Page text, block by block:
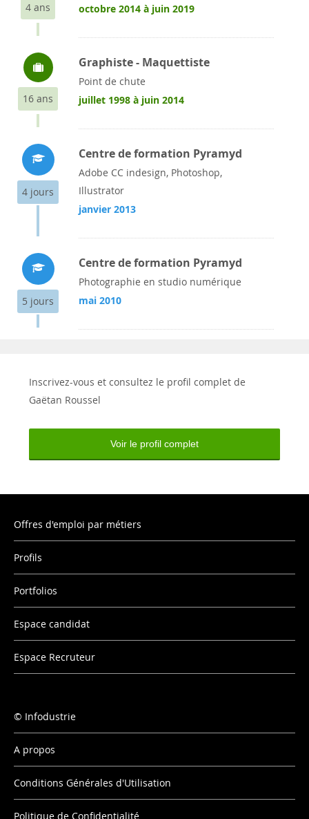
4 ans
octobre 2014 à juin 2019
16 ans
Graphiste - Maquettiste
Point de chute
juillet 1998 à juin 2014
4 jours
Centre de formation Pyramyd
Adobe CC indesign, Photoshop,
Illustrator
janvier 2013
5 jours
Centre de formation Pyramyd
Photographie en studio numérique
mai 2010
Inscrivez-vous et consultez le profil complet de
Gaëtan Roussel
Voir le profil complet
Offres d'emploi par métiers
Profils
Portfolios
Espace candidat
Espace Recruteur
Infodustrie
A propos
Conditions Générales d'Utilisation
Politique de Confidentialité